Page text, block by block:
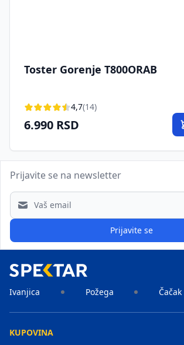
Toster Gorenje T800ORAB
4,7(14)
6.990 RSD
Prijavite se na newsletter
Email address
Prijavite se
Ivanjica Požega Čačak
KUPOVINA